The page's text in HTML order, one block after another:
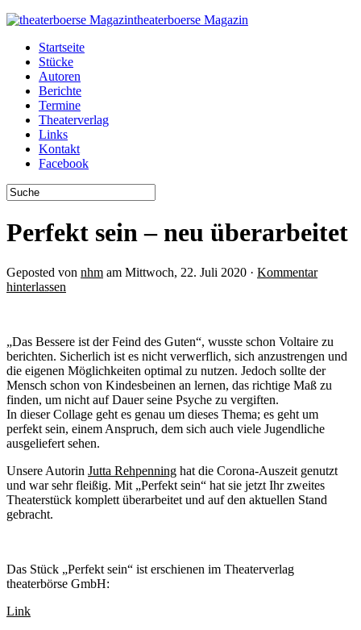
theaterboerse Magazin
Startseite
Stücke
Autoren
Berichte
Termine
Theaterverlag
Links
Kontakt
Facebook
Perfekt sein – neu überarbeitet
Geposted von nhm am Mittwoch, 22. Juli 2020 · Kommentar
hinterlassen
„Das Bessere ist der Feind des Guten“, wusste schon Voltaire zu
berichten. Sicherlich ist es nicht verwerflich, sich anzustrengen und
die eigenen Möglichkeiten optimal zu nutzen. Jedoch sollte der
Mensch schon von Kindesbeinen an lernen, das richtige Maß zu
finden, um nicht auf Dauer seine Psyche zu vergiften.
In dieser Collage geht es genau um dieses Thema; es geht um
perfekt sein, einem Anspruch, dem sich auch viele Jugendliche
ausgeliefert sehen.
Unsere Autorin Jutta Rehpenning hat die Corona-Auszeit genutzt
und war sehr fleißig. Mit „Perfekt sein“ hat sie jetzt Ihr zweites
Theaterstück komplett überarbeitet und auf den aktuellen Stand
gebracht.
Das Stück „Perfekt sein“ ist erschienen im Theaterverlag
theaterbörse GmbH:
Link